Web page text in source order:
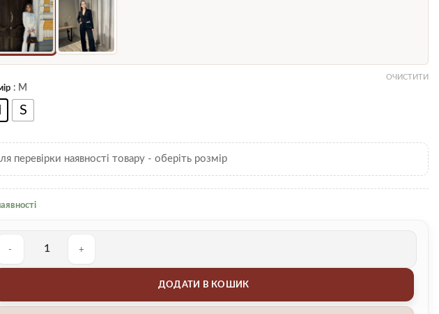
: M
S
ОЧИСТИТИ
перевірки наявності товару - оберіть розмір
ДОДАТИ В КОШИК